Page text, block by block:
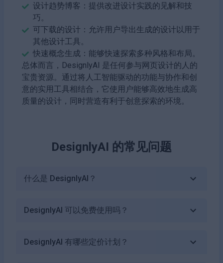
设计趋势博客：提供改进设计实践的见解和技
巧。
可下载的设计：允许用户导出生成的设计以用于
其他设计工具。
快速概念生成：能够快速探索多种风格和布局。
总体而言，DesignlyAI 是任何参与网页设计的人的
宝贵资源。通过将人工智能驱动的功能与协作和创
意的实用工具相结合，它使用户能够高效地生成高
质量的设计，同时营造有利于创意探索的环境。
DesignlyAI 的常见问题
什么是 DesignlyAI？
DesignlyAI 可以免费使用吗？
DesignlyAI 有哪些定价计划？